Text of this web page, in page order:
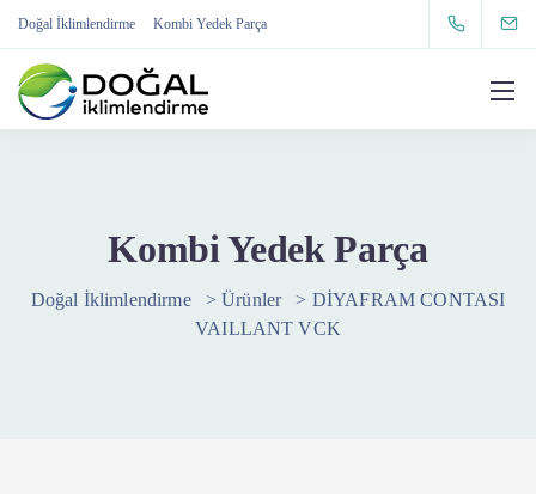
Doğal İklimlendirme Kombi Yedek Parça
Kombi Yedek Parça
Doğal İklimlendirme >Ürünler > DİYAFRAM CONTASI
VAILLANT VCK